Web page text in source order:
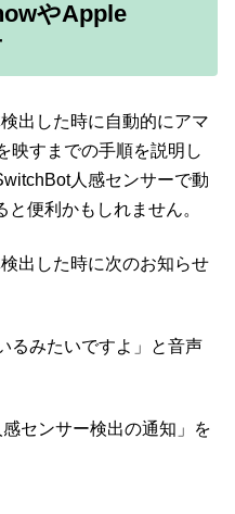
やApple
出した時に自動的にアマ
映すまでの手順を説明し
人感センサーで動
便利かもしれません。
出した時に次のお知らせ
るみたいですよ」と音声
センサー検出の通知」を